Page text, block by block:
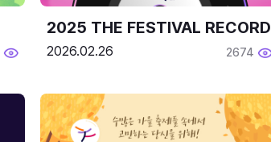
2025 THE FESTIVAL RECORD
2026.02.26 2674